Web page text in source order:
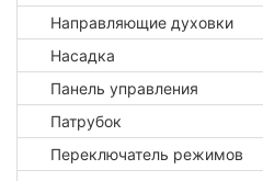
Направляющие духовки
Насадка
Панель управления
Патрубок
Переключатель режимов